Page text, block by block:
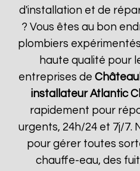
d'installation et de
? Vous êtes au bon
plombiers
haute qualité pour
entreprises de
installateur Atlantic
rapidement pour
urgents, 24h/24 et 7j/7.
pour gérer toutes
chauffe-eau, des